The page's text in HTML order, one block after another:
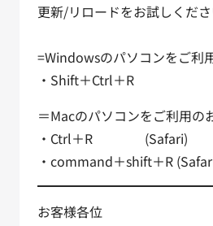
更新/リロードをお試しくださ
=Windowsのパソコンをご利
・Shift＋Ctrl＋R
＝Macのパソコンをご利用の
・Ctrl＋R (Safari)
・command＋shift＋R (Safari
お客様各位